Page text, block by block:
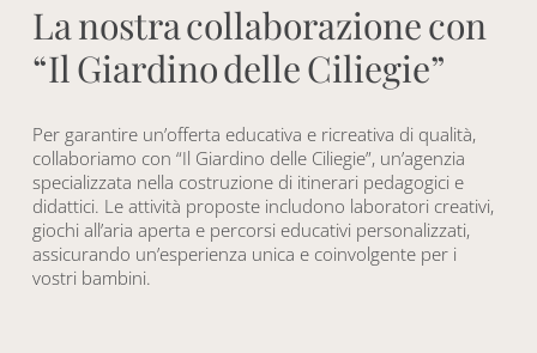
Lanostracollaborazionecon
“IlGiardinodelleCiliegie”
Per garantire un’offerta educativa e ricreativa di qualità,
collaboriamo con “Il Giardino delle Ciliegie”, un’agenzia
specializzata nella costruzione di itinerari pedagogici e
didattici. Le attività proposte includono laboratori creativi,
giochi all’aria aperta e percorsi educativi personalizzati,
assicurando un’esperienza unica e coinvolgente per i
vostri bambini.